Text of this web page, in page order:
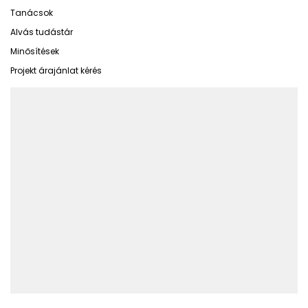
Tanácsok
Alvás tudástár
Minősítések
Projekt árajánlat kérés